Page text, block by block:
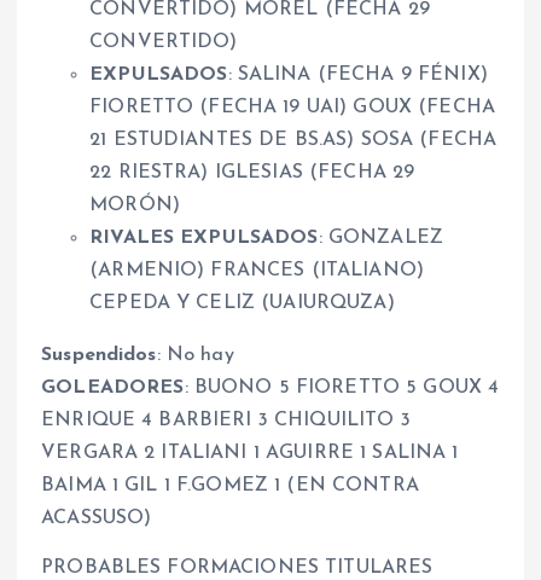
CONVERTIDO) MOREL (FECHA 29
CONVERTIDO)
EXPULSADOS: SALINA (FECHA 9 FÉNIX)
FIORETTO (FECHA 19 UAI) GOUX (FECHA
21 ESTUDIANTES DE BS.AS) SOSA (FECHA
22 RIESTRA) IGLESIAS (FECHA 29
MORÓN)
RIVALES EXPULSADOS: GONZALEZ
(ARMENIO) FRANCES (ITALIANO)
CEPEDA Y CELIZ (UAIURQUZA)
Suspendidos: No hay
GOLEADORES: BUONO 5 FIORETTO 5 GOUX 4
ENRIQUE 4 BARBIERI 3 CHIQUILITO 3
VERGARA 2 ITALIANI 1 AGUIRRE 1 SALINA 1
BAIMA 1 GIL 1 F.GOMEZ 1 (EN CONTRA
ACASSUSO)
PROBABLES FORMACIONES TITULARES